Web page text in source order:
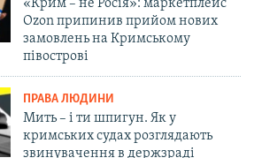
«Крим – не Росія»: маркетплейс
Ozon припинив прийом нових
замовлень на Кримському
півострові
ПРАВА ЛЮДИНИ
Мить – і ти шпигун. Як у
кримських судах розглядають
звинувачення в держзраді